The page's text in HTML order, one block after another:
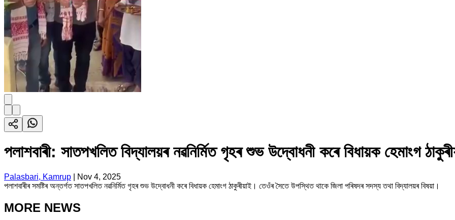
পলাশবাৰী: সাতপখলিত বিদ্যালয়ৰ নৱনিৰ্মিত গৃহৰ শুভ উদ্বোধনী কৰে বিধায়ক হেমাংগ
Palasbari, Kamrup
Nov 4, 2025
পলাশবাৰীৰ সমষ্টিৰ অন্তৰ্গত সাতপখলিত নৱনিৰ্মিত গৃহৰ শুভ উদ্বোধনী কৰে বিধায়ক হেমাংগ ঠাকুৰীয়াই। তেওঁৰ সৈতে উপস্থিত থাকে জিলা পৰিষদৰ সদস্য তথা বিদ্যালয়ৰ বিষয়া।
MORE NEWS